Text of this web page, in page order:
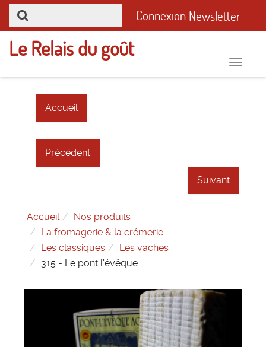
Connexion Newsletter
Toggle
Le Relais du goût
Accueil
Précédent
Suivant
Accueil
Nos produits
La fromagerie & la crémerie
Les classiques
Les vaches
315 - Le pont l'évêque